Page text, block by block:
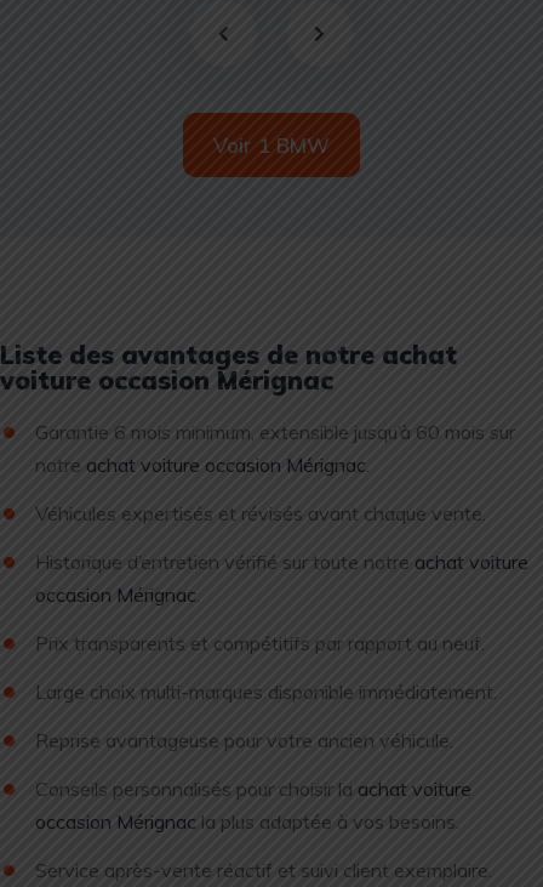
Voir 1 BMW
Liste des avantages de notre achat
voiture occasion Mérignac
Garantie 6 mois minimum, extensible jusqu’à 60 mois sur
notre achat voiture occasion Mérignac
Véhicules expertisés et révisés avant chaque vente.
Historique d’entretien vérifié sur toute notre achat voiture
occasion Mérignac
Prix transparents et compétitifs par rapport au neuf.
Large choix multi-marques disponible immédiatement.
Reprise avantageuse pour votre ancien véhicule.
Conseils personnalisés pour choisir la achat voiture
occasion Mérignac la plus adaptée à vos besoins.
Service après-vente réactif et suivi client exemplaire.